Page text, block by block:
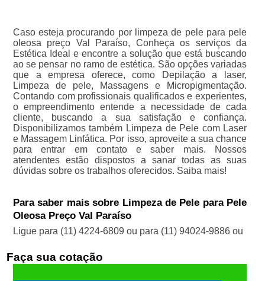
Caso esteja procurando por limpeza de pele para pele
oleosa preço Val Paraíso, Conheça os serviços da
Estética Ideal e encontre a solução que está buscando
ao se pensar no ramo de estética. São opções variadas
que a empresa oferece, como Depilação a laser,
Limpeza de pele, Massagens e Micropigmentação.
Contando com profissionais qualificados e experientes,
o empreendimento entende a necessidade de cada
cliente, buscando a sua satisfação e confiança.
Disponibilizamos também Limpeza de Pele com Laser
e Massagem Linfática. Por isso, aproveite a sua chance
para entrar em contato e saber mais. Nossos
atendentes estão dispostos a sanar todas as suas
dúvidas sobre os trabalhos oferecidos. Saiba mais!
Para saber mais sobre Limpeza de Pele para Pele
Oleosa Preço Val Paraíso
Ligue para (11) 4224-6809 ou para (11) 94024-9886ou
Faça sua cotação